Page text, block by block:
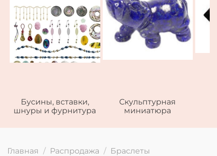
Бусины, вставки,
шнуры и фурнитура
Скульптурная
миниатюра
Главная Распродажа Браслеты